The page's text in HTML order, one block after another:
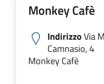
Monkey Cafè
IndirizzoVia
Camnasio, 4
Monkey Cafè